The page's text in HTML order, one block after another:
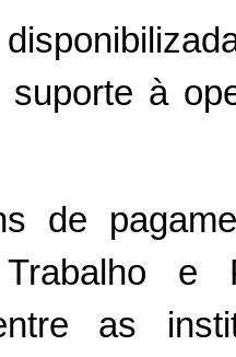
suporte à
de
e
as